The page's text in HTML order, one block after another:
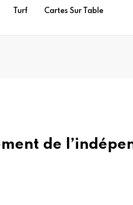
Turf Cartes Sur Table
de